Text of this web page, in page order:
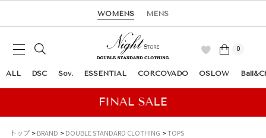
WOMENS MENS
0
ALL DSC Sov. ESSENTIAL CORCOVADO OSLOW
トップ BRAND DOUBLE STANDARD CLOTHING
TOPS